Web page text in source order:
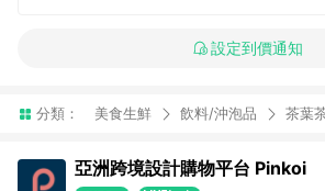
設定到價通知
分類： 美食生鮮 飲料/沖泡品 茶葉
亞洲跨境設計購物平台 Pinkoi